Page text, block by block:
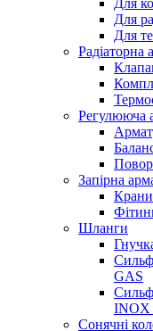
Для
Для
Для
Радіаторна
Регулююча
Запірна
Крани
Шланги
GAS
INOX
Сонячні